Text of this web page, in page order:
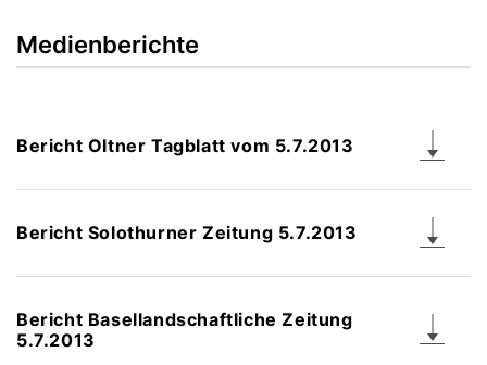
Medienberichte
Bericht Oltner Tagblatt vom 5.7.2013
Bericht Solothurner Zeitung 5.7.2013
Bericht Basellandschaftliche Zeitung
5.7.2013